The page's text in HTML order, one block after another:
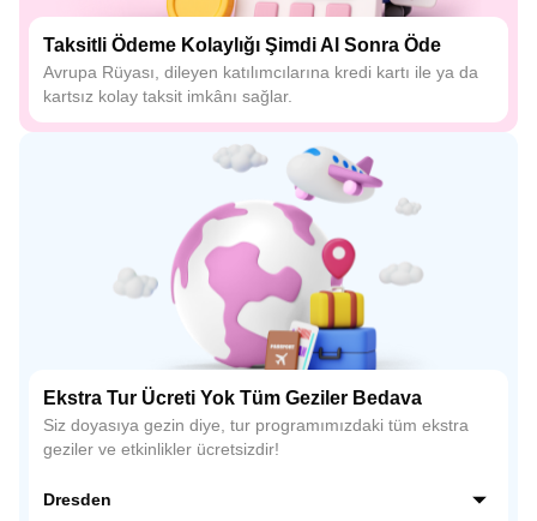
Taksitli Ödeme Kolaylığı Şimdi Al Sonra Öde
Avrupa Rüyası, dileyen katılımcılarına kredi kartı ile ya da
kartsız kolay taksit imkânı sağlar.
Ekstra Tur Ücreti Yok Tüm Geziler Bedava
Siz doyasıya gezin diye, tur programımızdaki tüm ekstra
geziler ve etkinlikler ücretsizdir!
Dresden